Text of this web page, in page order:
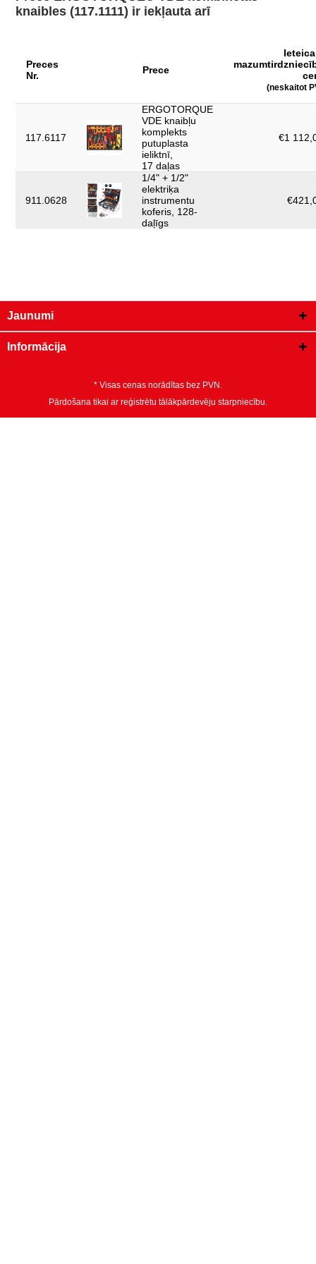
knaibles (117.1111) ir iekļauta arī
Preces
Nr.
Prece
(neskaitot
117.6117
ERGOTORQUE
VDE knaibļu
komplekts
putuplasta
ieliktnī,
17 daļas
€1
911.0628
1/4" + 1/2"
elektriķa
instrumentu
koferis, 128-
daļīgs
Jaunumi
Informācija
* Visas cenas norādītas bez PVN.
Pārdošana tikai ar reģistrētu tālākpārdevēju starpniecību.